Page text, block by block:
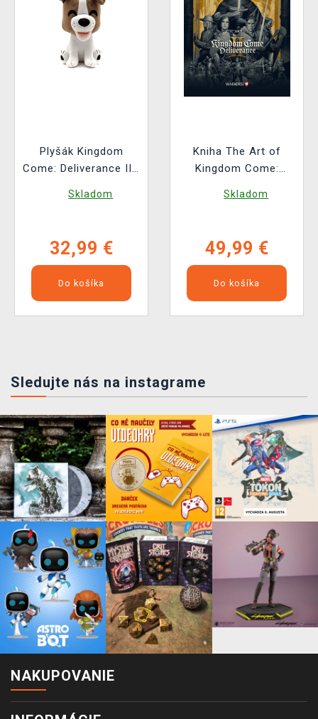
Plyšák Kingdom
Come: Deliverance II -
Skladom
32,99 €
Do košíka
Kniha The Art of
Kingdom Come:
Skladom
49,99 €
Do košíka
Sledujte nás na instagrame
NAKUPOVANIE